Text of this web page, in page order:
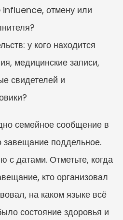
отмену или
у кого находится
медицинские записи,
свидетелей и
семейное сообщение в
поддельное.
с датами. Отметьте, когда
кто организовал
на каком языке всё
состояние здоровья и